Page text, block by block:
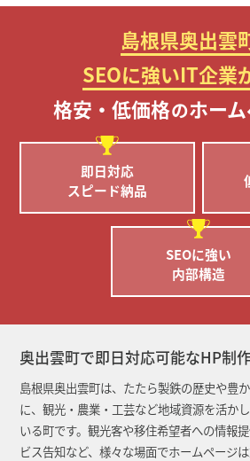
島根県奥出雲
SEOに強いIT企業
格安・低価格のホー
即日対応
スピード納品
SEOに強い
内部構造
奥出雲町で即日対応可能なHP制
島根県奥出雲町は、たたら製鉄の歴史や豊
に、観光・農業・工芸など地域資源を活か
いる町です。観光客や移住希望者への情報
ビス告知など、様々な場面でホームページ